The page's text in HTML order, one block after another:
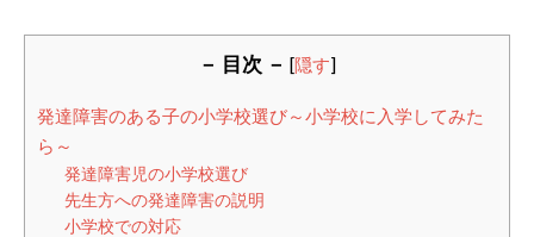
－ 目次 － [隠す]
発達障害のある子の小学校選び～小学校に入学してみた
ら～
発達障害児の小学校選び
先生方への発達障害の説明
小学校での対応